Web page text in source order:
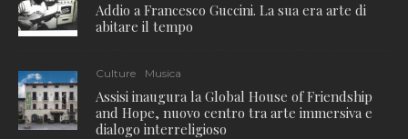
Addio a Francesco Guccini. La sua era arte di
abitare il tempo
Culture Musica
Assisi inaugura la Global House of Friendship
and Hope, nuovo centro tra arte immersiva e
dialogo interreligioso